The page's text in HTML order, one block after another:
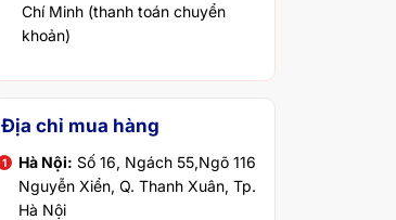
Chí Minh (thanh toán chuyển
khoản)
Địa chỉ mua hàng
Hà Nội: Số 16, Ngách 55,Ngõ 116
Nguyễn Xiển, Q. Thanh Xuân, Tp.
Hà Nội